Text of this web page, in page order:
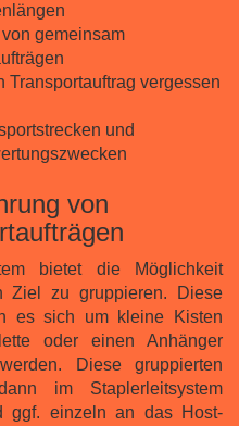
gemeinsam
Transportauftrag vergessen
und
von
bietet die Möglichkeit
Ziel zu gruppieren. Diese
es sich um kleine Kisten
oder einen Anhänger
Diese gruppierten
im Staplerleitsystem
ggf. einzeln an das Host-